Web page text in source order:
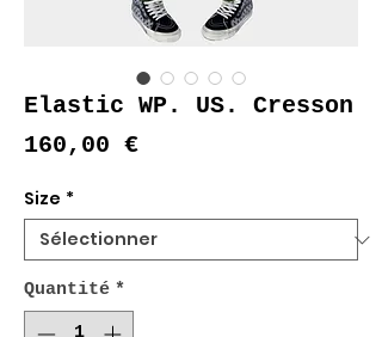
Elastic WP. US. Cresson
160,00 €Prix
Size *
Quantité *